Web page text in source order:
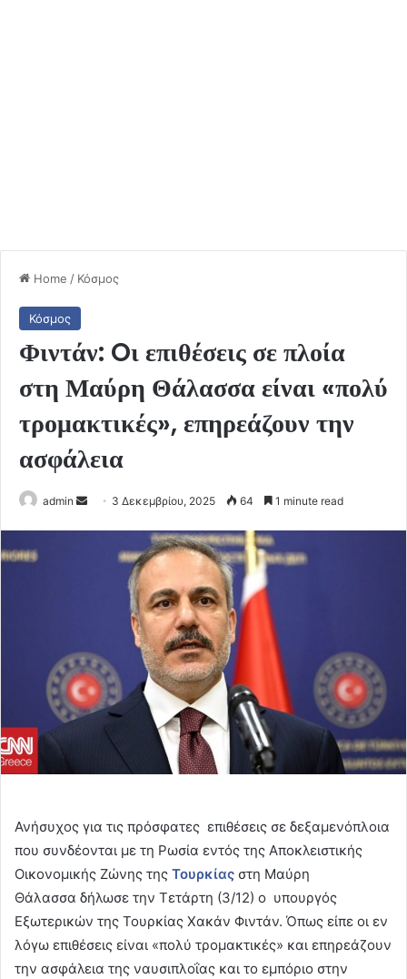
Home / Κόσμος
Κόσμος
Φιντάν: Oι επιθέσεις σε πλοία
στη Μαύρη Θάλασσα είναι «πολύ
τρομακτικές», επηρεάζουν την
ασφάλεια
admin
Send 3 Δεκεμβρίου, 2025 64 1 minute read
Ανήσυχος για τις πρόσφατες επιθέσεις σε δεξαμενόπλοια
που συνδέονται με τη Ρωσία εντός της Aποκλειστικής
Oικονομικής Zώνης της Τουρκίας στη Μαύρη
Θάλασσα δήλωσε την Τετάρτη (3/12) ο υπουργός
Εξωτερικών της Τουρκίας Χακάν Φιντάν. Όπως είπε οι εν
λόγω επιθέσεις είναι «πολύ τρομακτικές» και επηρεάζουν
την ασφάλεια της ναυσιπλοΐας και το εμπόριο στην